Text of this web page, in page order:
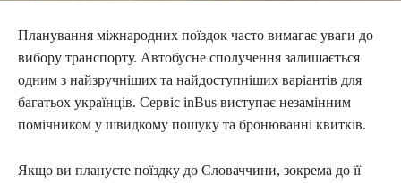
Планування міжнародних поїздок часто вимагає уваги до
вибору транспорту. Автобусне сполучення залишається
одним з найзручніших та найдоступніших варіантів для
багатьох українців. Сервіс inBus виступає незамінним
помічником у швидкому пошуку та бронюванні квитків.
Якщо ви плануєте поїздку до Словаччини, зокрема до її